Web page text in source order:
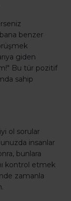
benzer
giden
Bu tür pozitif
sahip
ol sorular
insanlar
bunlara
kontrol etmek
zamanla